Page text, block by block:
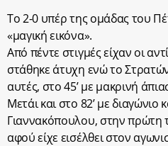
Το 2-0 υπέρ της ομάδας του
«μαγική εικόνα».
Από πέντε στιγμές είχαν οι
στάθηκε άτυχη ενώ το
αυτές, στο 45’ με μακρινή
Μετάι και στο 82’ με διαγώνιο
Γιαννακόπουλου, στην
αφού είχε εισέλθει στον